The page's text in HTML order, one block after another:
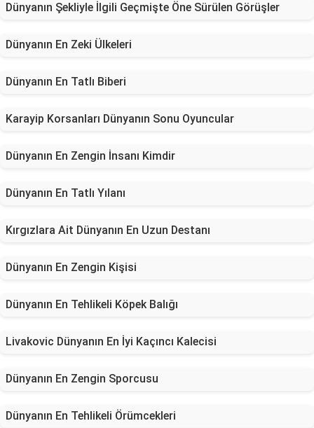
Dünyanın Şekliyle İlgili Geçmişte Öne Sürülen Görüşler
Dünyanın En Zeki Ülkeleri
Dünyanın En Tatlı Biberi
Karayip Korsanları Dünyanın Sonu Oyuncular
Dünyanın En Zengin İnsanı Kimdir
Dünyanın En Tatlı Yılanı
Kırgızlara Ait Dünyanın En Uzun Destanı
Dünyanın En Zengin Kişisi
Dünyanın En Tehlikeli Köpek Balığı
Livakovic Dünyanın En İyi Kaçıncı Kalecisi
Dünyanın En Zengin Sporcusu
Dünyanın En Tehlikeli Örümcekleri